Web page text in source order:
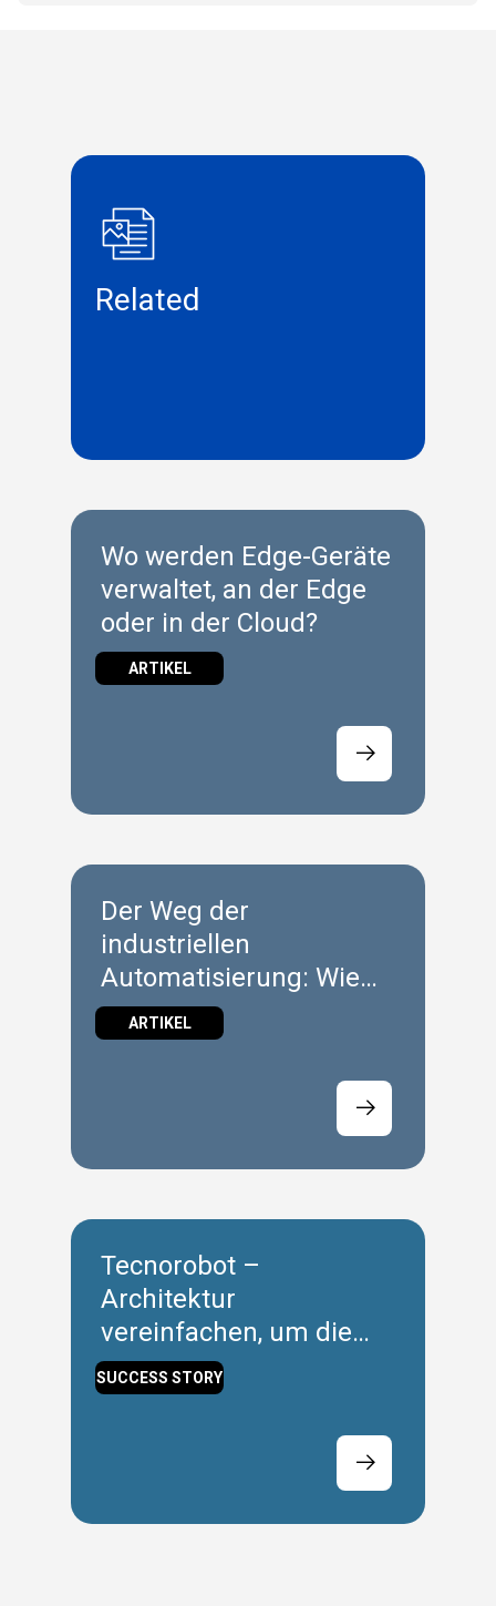
Related
Wo werden Edge-Geräte
verwaltet, an der Edge
oder in der Cloud?
ARTIKEL
Der Weg der
industriellen
Automatisierung: Wie
sich die X-Plattform mit
der Industrie
ARTIKEL
Tecnorobot –
Architektur
vereinfachen, um die
Zukunft der Maschinen
zu gestalten
SUCCESS STORY